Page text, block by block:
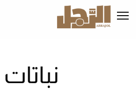
إلى
المحتوى